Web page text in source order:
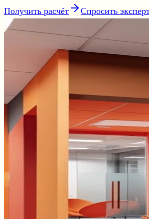
Получить расчёт Спросить